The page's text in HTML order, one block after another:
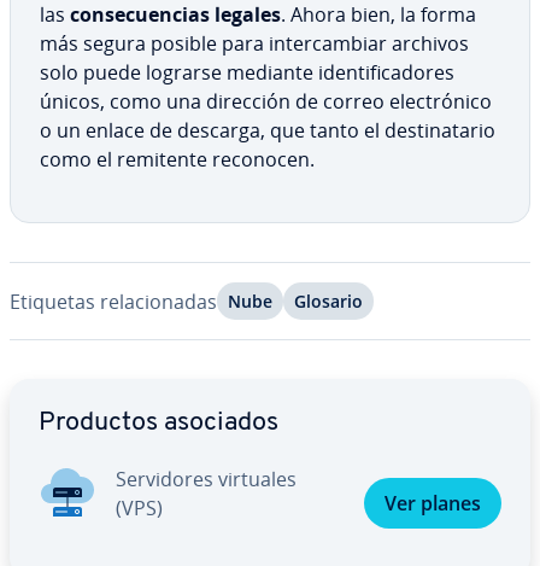
las co­n­se­cue­n­cias legales. Ahora bien, la forma
más segura posible para in­te­r­ca­m­biar archivos
solo puede lograrse mediante ide­n­ti­fi­ca­do­res
únicos, como una dirección de correo ele­c­tró­ni­co
o un enlace de descarga, que tanto el de­s­ti­na­ta­rio
como el remitente reconocen.
Etiquetas re­la­cio­na­das Nube Glosario
Productos asociados
Se­r­vi­do­res virtuales
(VPS)
Ver planes